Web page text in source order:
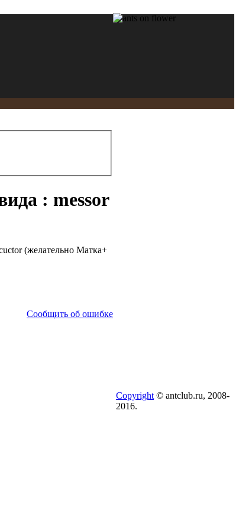
: messor
(желательно Матка+
Сообщить об ошибке
Copyright © antclub.ru, 2008-
2016.